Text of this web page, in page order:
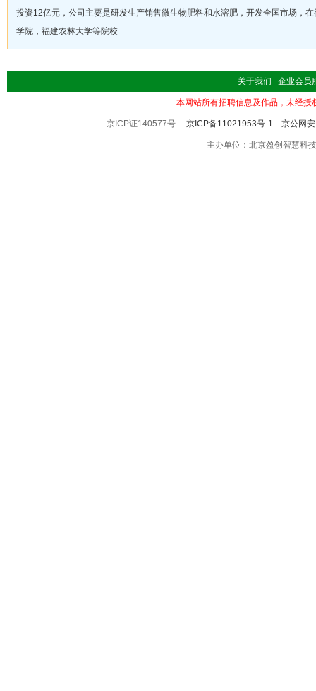
投资12亿元，公司主要是研发生产销售微生物肥料和水溶肥，开发全国市场，
学院，福建农林大学等院校
关于我们 企业会员
本网站所有招聘信息及作品，未经
京ICP证140577号 京ICP备11021953号-1 京公网
主办单位：北京盈创智慧科